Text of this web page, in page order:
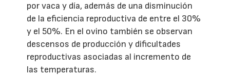
por vaca y día, además de una disminución
de la eficiencia reproductiva de entre el 30%
y el 50%. En el ovino también se observan
descensos de producción y dificultades
reproductivas asociadas al incremento de
las temperaturas.